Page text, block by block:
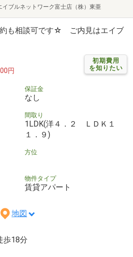
イブルネットワーク富士店（株）東亜
も相談可です☆ ご内見はエイブ
初期費用
を知りたい
円
保証金
なし
間取り
1LDK(洋４．２ ＬＤＫ１
１．９)
方位
物件タイプ
賃貸アパート
地図
歩18分